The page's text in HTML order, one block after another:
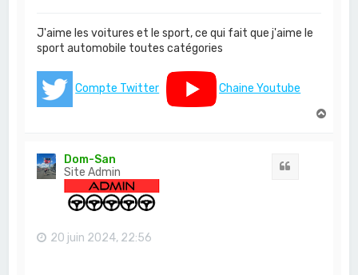
J'aime les voitures et le sport, ce qui fait que j'aime le
sport automobile toutes catégories
Compte Twitter
Chaine Youtube
Dom-San
Site Admin
20 juin 2024, 22:56